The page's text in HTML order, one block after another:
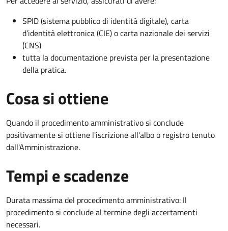
SPID (sistema pubblico di identità digitale), carta
d’identità elettronica (CIE) o carta nazionale dei servizi
(CNS)
tutta la documentazione prevista per la presentazione
della pratica.
Cosa si ottiene
Quando il procedimento amministrativo si conclude
positivamente si ottiene l'iscrizione all'albo o registro tenuto
dall'Amministrazione.
Tempi e scadenze
Durata massima del procedimento amministrativo: Il
procedimento si conclude al termine degli accertamenti
necessari.